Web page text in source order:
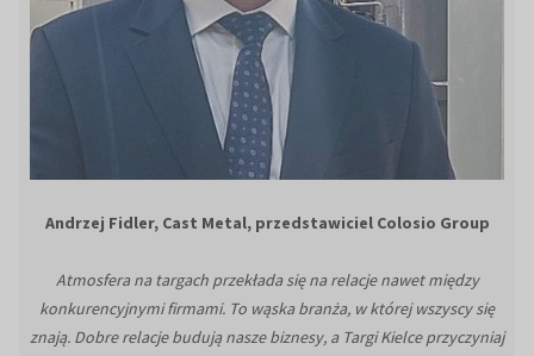
Andrzej Fidler, Cast Metal, przedstawiciel Colosio Group
Atmosfera na targach przekłada się na relacje nawet między
konkurencyjnymi firmami. To wąska branża, w której wszyscy się
znają. Dobre relacje budują nasze biznesy, a Targi Kielce przyczyniaj